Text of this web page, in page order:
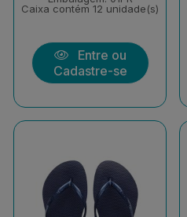
Caixa contém 12 unidade(s)
Entre ou
Cadastre-se